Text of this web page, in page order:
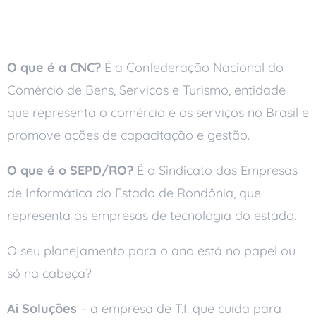
O que é a CNC? É a Confederação Nacional do
Comércio de Bens, Serviços e Turismo, entidade
que representa o comércio e os serviços no Brasil e
promove ações de capacitação e gestão.
O que é o SEPD/RO? É o Sindicato das Empresas
de Informática do Estado de Rondônia, que
representa as empresas de tecnologia do estado.
O seu planejamento para o ano está no papel ou
só na cabeça?
Ai Soluções – a empresa de T.I. que cuida para